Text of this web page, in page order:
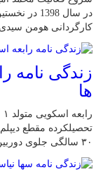
در سال
کارگردانی هومن
زندگی نامه
ها
تحصیلکرده مقطع
۳۰ سالگی جلوی دوربین رفت